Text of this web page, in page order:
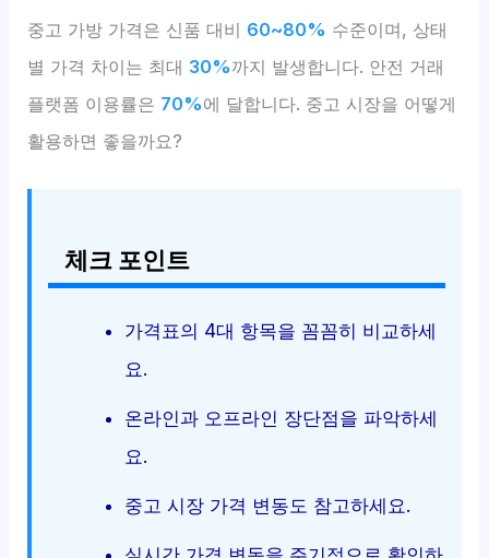
중고 가방 가격은 신품 대비 60~80% 수준이며, 상태
별 가격 차이는 최대 30%까지 발생합니다. 안전 거래
플랫폼 이용률은 70%에 달합니다. 중고 시장을 어떻게
활용하면 좋을까요?
체크 포인트
가격표의 4대 항목을 꼼꼼히 비교하세
요.
온라인과 오프라인 장단점을 파악하세
요.
중고 시장 가격 변동도 참고하세요.